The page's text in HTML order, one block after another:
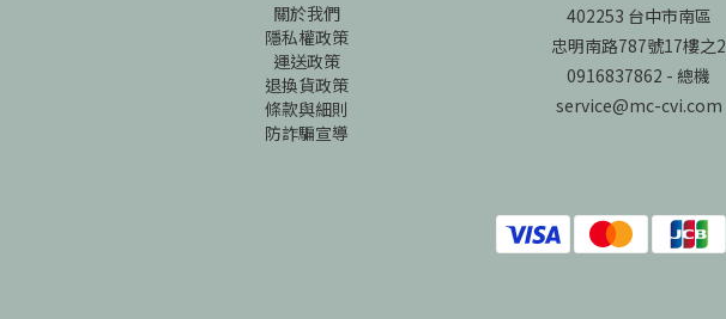
關於我們
隱私權政策
運送政策
退換貨政策
條款與細則
防詐騙宣導
402253 台中市南區
忠明南路787號17樓之2
0916837862 - 總機
service@mc-cvi.com